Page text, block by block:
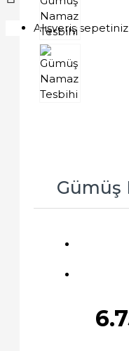
Alışveriş
Gümüş